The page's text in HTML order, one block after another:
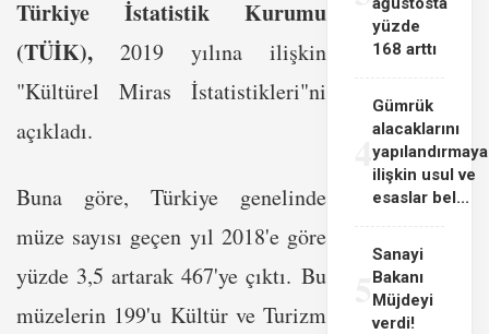
Türkiye İstatistik Kurumu
(TÜİK), 2019 yılına ilişkin
"Kültürel Miras İstatistikleri"ni
açıkladı.
Buna göre, Türkiye genelinde
müze sayısı geçen yıl 2018'e göre
yüzde 3,5 artarak 467'ye çıktı. Bu
müzelerin 199'u Kültür ve Turizm
yüzde
168 arttı
4
Gümrük
alacaklarını
yapılandırmaya
ilişkin usul ve
esaslar bel...
Sanayi
Bakanı
Müjdeyi
verdi!